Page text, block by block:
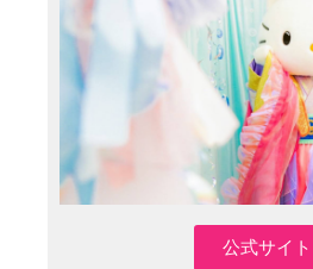
公式サイト